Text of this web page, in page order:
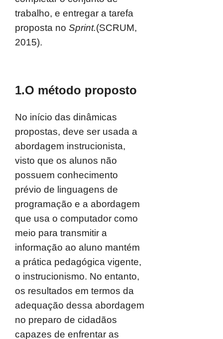
trabalho, e entregar a tarefa
proposta no Sprint.(SCRUM,
2015).
1.O método proposto
No início das dinâmicas
propostas, deve ser usada a
abordagem instrucionista,
visto que os alunos não
possuem conhecimento
prévio de linguagens de
programação e a abordagem
que usa o computador como
meio para transmitir a
informação ao aluno mantém
a prática pedagógica vigente,
o instrucionismo. No entanto,
os resultados em termos da
adequação dessa abordagem
no preparo de cidadãos
capazes de enfrentar as